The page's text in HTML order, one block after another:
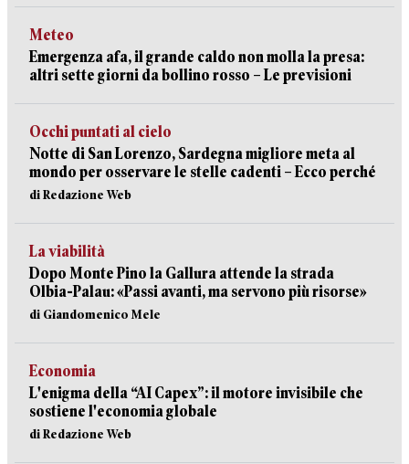
Meteo
Emergenza afa, il grande caldo non molla la presa:
altri sette giorni da bollino rosso – Le previsioni
Occhi puntati al cielo
Notte di San Lorenzo, Sardegna migliore meta al
mondo per osservare le stelle cadenti – Ecco perché
di Redazione Web
La viabilità
Dopo Monte Pino la Gallura attende la strada
Olbia-Palau: «Passi avanti, ma servono più risorse»
di Giandomenico Mele
Economia
L'enigma della “AI Capex”: il motore invisibile che
sostiene l'economia globale
di Redazione Web